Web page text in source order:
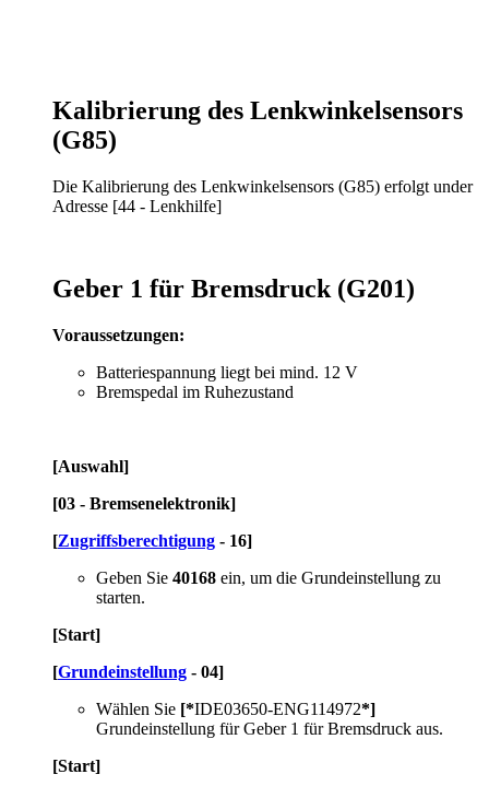
Kalibrierung des Lenkwinkelsensors
(G85)
Die Kalibrierung des Lenkwinkelsensors (G85) erfolgt under
Adresse [44 - Lenkhilfe]
Geber 1 für Bremsdruck (G201)
Voraussetzungen:
Batteriespannung liegt bei mind. 12 V
Bremspedal im Ruhezustand
[Auswahl]
[03 - Bremsenelektronik]
[Zugriffsberechtigung - 16]
Geben Sie 40168 ein, um die Grundeinstellung zu
starten.
[Start]
[Grundeinstellung - 04]
Wählen Sie [*IDE03650-ENG114972*]
Grundeinstellung für Geber 1 für Bremsdruck aus.
[Start]